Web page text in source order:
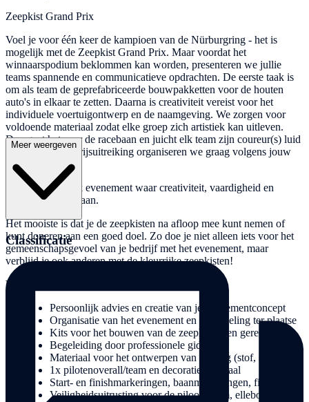
Zeepkist Grand Prix
Voel je voor één keer de kampioen van de Nürburgring - het is
mogelijk met de Zeepkist Grand Prix. Maar voordat het
winnaarspodium beklommen kan worden, presenteren we jullie
teams spannende en communicatieve opdrachten. De eerste taak is
om als team de geprefabriceerde bouwpakketten voor de houten
auto's in elkaar te zetten. Daarna is creativiteit vereist voor het
individuele voertuigontwerp en de naamgeving. We zorgen voor
voldoende materiaal zodat elke groep zich artistiek kan uitleven.
Dan gaat het naar de racebaan en juicht elk team zijn coureur(s) luid
toe. De race en prijsuitreiking organiseren we graag volgens jouw
wensen.
Een allround leuk evenement waar creativiteit, vaardigheid en
plezier centraal staan.
Het mooiste is dat je de zeepkisten na afloop mee kunt nemen of
kunt doneren aan een goed doel. Zo doe je niet alleen iets voor het
gemeenschapsgevoel van je bedrijf met het evenement, maar
verblijd je ook anderen met de kleurrijke zeepkisten!
Diensten:
Persoonlijk advies en creatie van je evenementconcept
Organisatie van het evenement en afhandeling ter plaatse
Kits voor het bouwen van de zeepkisten en gereedschap
Begeleiding door professionele gidsen
Materiaal voor het ontwerpen van de vlag (stof, stiften)
1x pilotenoverall/team en decoratiemateriaal
Start- en finishmarkeringen, baanmarkeringen, finishvlag
Veiligheidsuitrusting voor de piloot (helm, elleboog- en
Meer weergeven
Classificatie